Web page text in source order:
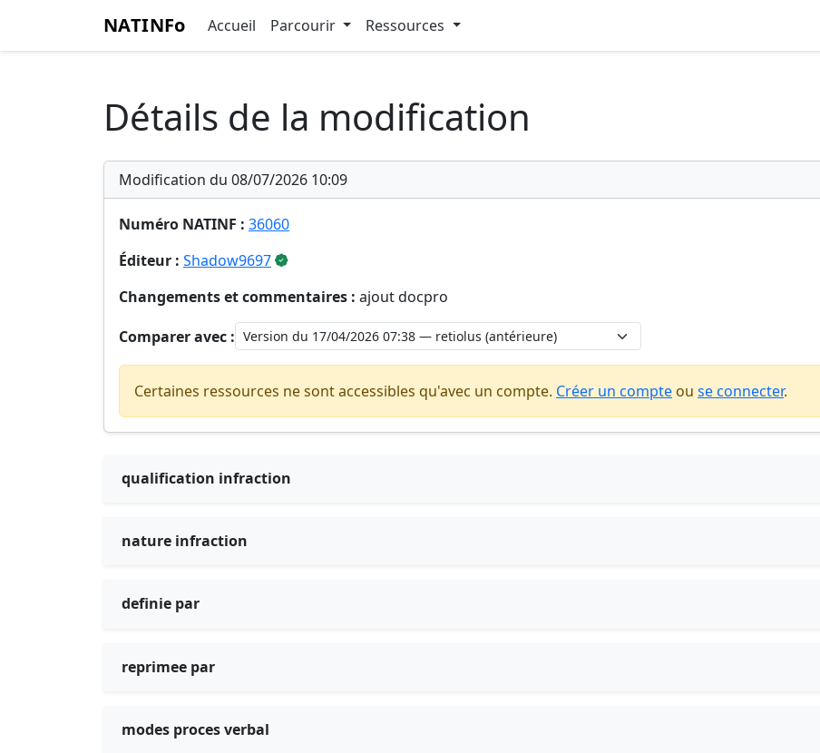
NATINFo Accueil Parcourir Ressources
Détails de la modification
Modification du 08/07/2026 10:09
Numéro NATINF : 36060
Éditeur : Shadow9697
Changements et commentaires : ajout docpro
Comparer avec :
Certaines ressources ne sont accessibles qu'avec un compte. Créer un compte ou se connecter.
qualification infraction
nature infraction
definie par
reprimee par
modes proces verbal